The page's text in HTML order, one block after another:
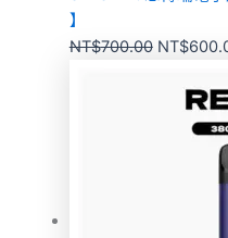
】
NT$700.00 NT$